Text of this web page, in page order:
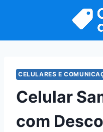
CELULARES E
Celular
com